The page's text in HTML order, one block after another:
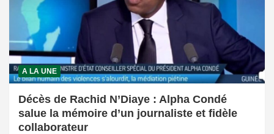
A LA UNE
Décès de Rachid N’Diaye : Alpha Condé
salue la mémoire d’un journaliste et fidèle
collaborateur